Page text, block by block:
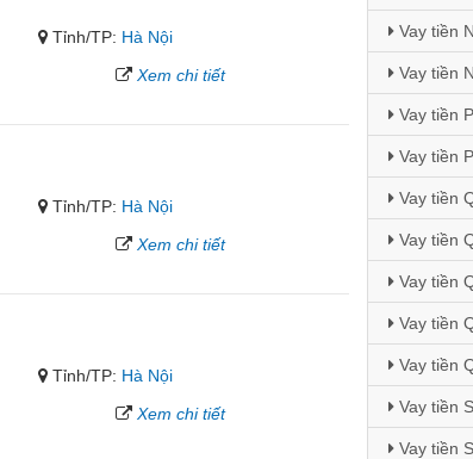
Tỉnh/TP: Hà Nội
Xem chi tiết
Tỉnh/TP: Hà Nội
Xem chi tiết
Tỉnh/TP: Hà Nội
Xem chi tiết
Vay tiền
Vay tiền
Vay tiền
Vay tiền
Vay tiền
Vay tiền
Vay tiền
Vay tiền
Vay tiền
Vay tiền
Vay tiền